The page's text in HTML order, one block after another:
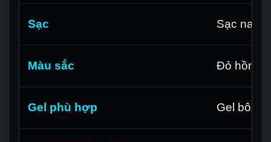
Sạc Sạc nam
Màu sắc Đỏ hồng
Gel phù hợp Gel bôi